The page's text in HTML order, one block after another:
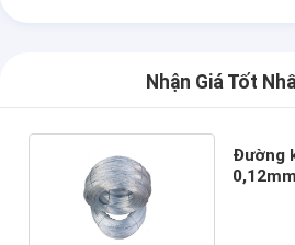
Nhận Giá Tốt
Đường